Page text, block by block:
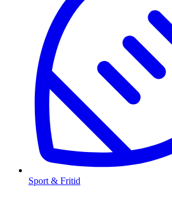
Sport & Fritid